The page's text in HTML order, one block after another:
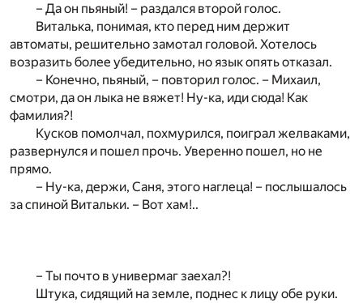
– Да он пьяный! – раздался второй голос.
Виталька, понимая, кто перед ним держит
автоматы, решительно замотал головой. Хотелось
возразить более убедительно, но язык опять отказал.
– Конечно, пьяный, – повторил голос. – Михаил,
смотри, да он лыка не вяжет! Ну-ка, иди сюда! Как
фамилия?!
Кусков помолчал, похмурился, поиграл желваками,
развернулся и пошел прочь. Уверенно пошел, но не
прямо.
– Ну-ка, держи, Саня, этого наглеца! – послышалось
за спиной Витальки. – Вот хам!..
– Ты почто в универмаг заехал?!
Штука, сидящий на земле, поднес к лицу обе руки.